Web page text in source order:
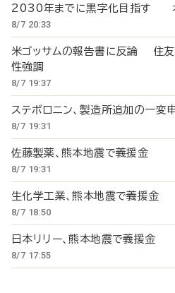
2030年までに黒字化目指す オ
8/7 20:33
米ゴッサムの報告書に反論 住友
性強調
8/7 19:37
ステボロニン、製造所追加の一
8/7 19:31
佐藤製薬、熊本地震で義援金
8/7 19:31
生化学工業、熊本地震で義援金
8/7 18:50
日本リリー、熊本地震で義援金
8/7 17:55